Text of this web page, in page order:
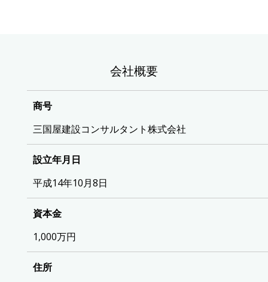
会社概要
商号
三国屋建設コンサルタント株式会社
設立年月日
平成14年10月8日
資本金
1,000万円
住所